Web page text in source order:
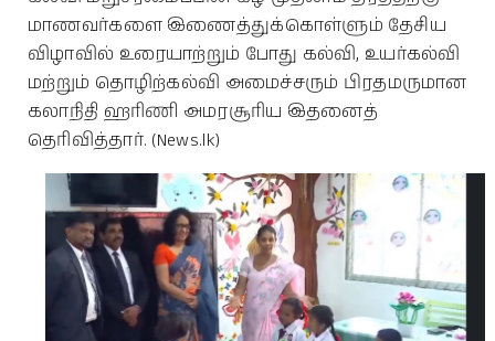
மாணவர்களை இணைத்துக்கொள்ளும் தேசிய
விழாவில் உரையாற்றும் போது கல்வி, உயர்கல்வி
மற்றும் தொழிற்கல்வி அமைச்சரும் பிரதமருமான
கலாநிதி ஹரிணி அமரசூரிய இதனைத்
தெரிவித்தார். (News.lk)